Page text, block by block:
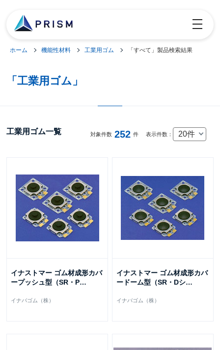
toggle
ホーム 機能性材料 工業用ゴム 「すべて」製品検索結果
「工業用ゴム」
工業用ゴム一覧 対象件数 252 件 表示件数： 20件
イナストマー ゴム材成形カバ
ープッシュ型（SR・P…
イナバゴム（株）
イナストマー ゴム材成形カバ
ードーム型（SR・Dシ…
イナバゴム（株）